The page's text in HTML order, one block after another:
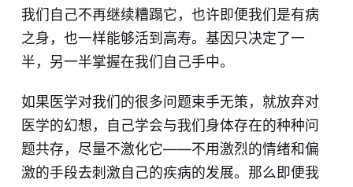
我们自己不再继续糟蹋它，也许即便我们是有病
之身，也一样能够活到高寿。基因只决定了一
半，另一半掌握在我们自己手中。
如果医学对我们的很多问题束手无策，就放弃对
医学的幻想，自己学会与我们身体存在的种种问
题共存，尽量不激化它——不用激烈的情绪和偏
激的手段去刺激自己的疾病的发展。那么即便我